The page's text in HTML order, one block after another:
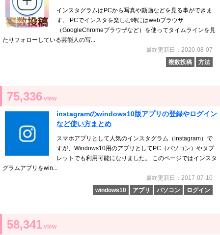
インスタグラムはPCから写真や動画などを見る事ができま
す。 PCでインスタを楽しむ時にはwebブラウザ
（GoogleChromeブラウザなど）を使ってタイムラインを見
たりフォローしている芸能人の写...
最終更新日：2020-08-07
複数投稿
方法
75,336 view
instagramのwindows10版アプリの登録やログイン
など使い方まとめ
スマホアプリとして人気のインスタグラム（instagram）で
すが、Windows10用のアプリとしてPC（パソコン）やタブ
レットでも利用可能になりました。 このページではインスタ
グラムアプリをwin...
最終更新日：2017-07-10
windows10
アプリ パソコン ログイン
58,341 view